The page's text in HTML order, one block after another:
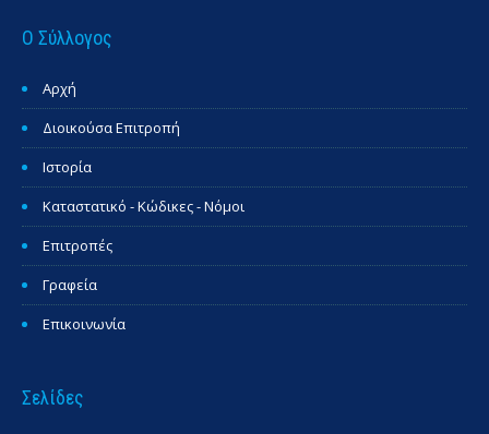
Ο Σύλλογος
Αρχή
Διοικούσα Επιτροπή
Ιστορία
Καταστατικό - Κώδικες - Νόμοι
Επιτροπές
Γραφεία
Επικοινωνία
Σελίδες